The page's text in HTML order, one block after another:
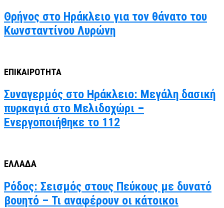
Θρήνος στο Ηράκλειο για τον θάνατο του
Κωνσταντίνου Λυρώνη
ΕΠΙΚΑΙΡΟΤΗΤΑ
Συναγερμός στο Ηράκλειο: Μεγάλη δασική
πυρκαγιά στο Μελιδοχώρι –
Ενεργοποιήθηκε το 112
ΕΛΛΑΔΑ
Ρόδος: Σεισμός στους Πεύκους με δυνατό
βουητό – Τι αναφέρουν οι κάτοικοι